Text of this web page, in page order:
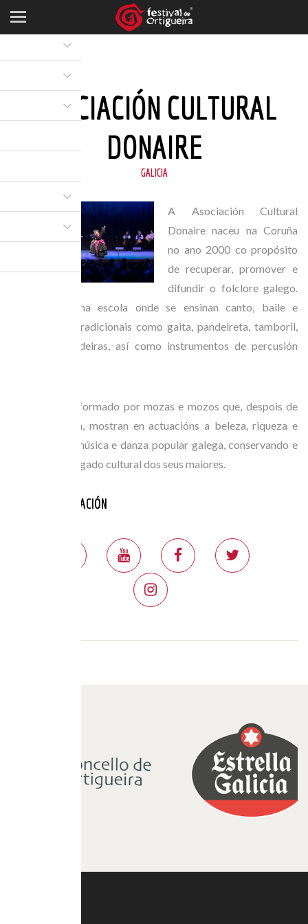
ASOCIACIÓN CULTURAL
DONAIRE
GALICIA
A Asociación Cultural
Donaire naceu na Coruña
no ano 2000 co propósito
de recuperar, promover e
difundir o folclore galego.
Dispoñen dunha escola onde se ensinan canto, baile e
instrumentos tradicionais como gaita, pandeireta, tamboril,
bombo e pandeiras, así como instrumentos de percusión
O grupo está formado por mozas e mozos que, despois de
anos na escola, mostran en actuacións a beleza, riqueza e
variedade da música e danza popular galega, conservando e
difundindo o legado cultural dos seus maiores.
ANOS PARTICIPACIÓN